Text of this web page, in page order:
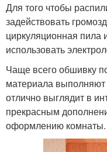
Для того чтобы
задействовать
циркуляционная пила
использовать
Чаще всего обшивку
материала
отлично выглядит в
прекрасным
оформлению комнаты.